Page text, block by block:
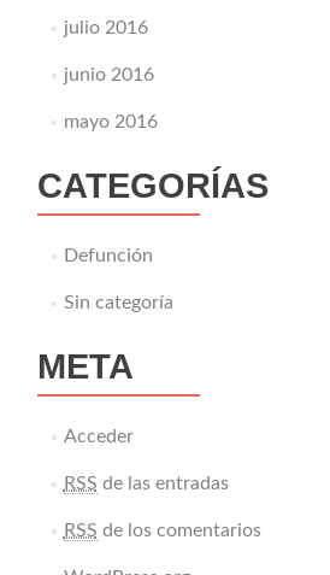
julio 2016
junio 2016
mayo 2016
CATEGORÍAS
Defunción
Sin categoría
META
Acceder
RSS de las entradas
RSS de los comentarios